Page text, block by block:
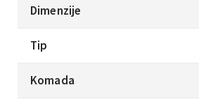
Dimenzije
Tip
Komada